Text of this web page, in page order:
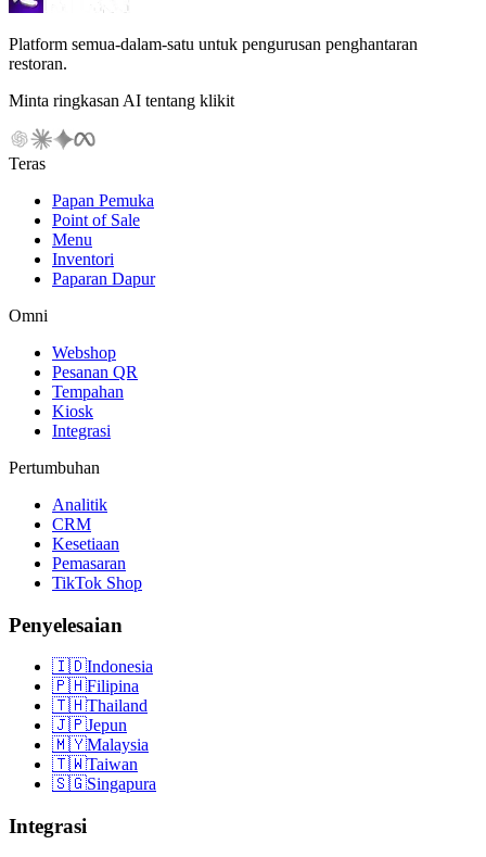
Platform semua-dalam-satu untuk pengurusan penghantaran
restoran.
Minta ringkasan AI tentang klikit
Teras
Papan Pemuka
Point of Sale
Menu
Inventori
Paparan Dapur
Omni
Webshop
Pesanan QR
Tempahan
Kiosk
Integrasi
Pertumbuhan
Analitik
CRM
Kesetiaan
Pemasaran
TikTok Shop
Penyelesaian
🇮🇩Indonesia
🇵🇭Filipina
🇹🇭Thailand
🇯🇵Jepun
🇲🇾Malaysia
🇹🇼Taiwan
🇸🇬Singapura
Integrasi